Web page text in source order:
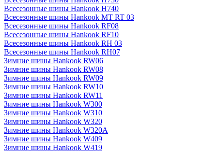
Всесезонные шины Hankook H740
Всесезонные шины Hankook MT RT 03
Всесезонные шины Hankook RF08
Всесезонные шины Hankook RF10
Всесезонные шины Hankook RH 03
Всесезонные шины Hankook RH07
Зимние шины Hankook RW06
Зимние шины Hankook RW08
Зимние шины Hankook RW09
Зимние шины Hankook RW10
Зимние шины Hankook RW11
Зимние шины Hankook W300
Зимние шины Hankook W310
Зимние шины Hankook W320
Зимние шины Hankook W320A
Зимние шины Hankook W409
Зимние шины Hankook W419